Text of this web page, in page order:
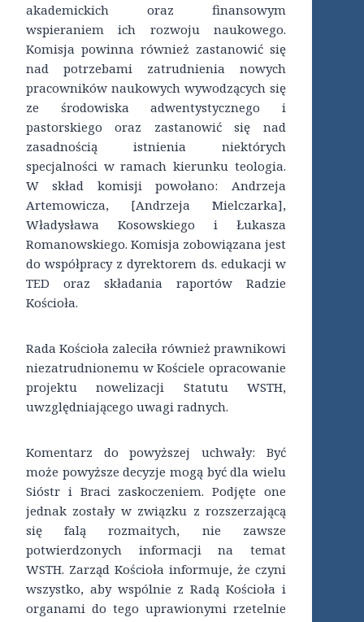
akademickich oraz finansowym
wspieraniem ich rozwoju naukowego.
Komisja powinna również zastanowić się
nad potrzebami zatrudnienia nowych
pracowników naukowych wywodzących się
ze środowiska adwentystycznego i
pastorskiego oraz zastanowić się nad
zasadnością istnienia niektórych
specjalności w ramach kierunku teologia.
W skład komisji powołano: Andrzeja
Artemowicza, [Andrzeja Mielczarka],
Władysława Kosowskiego i Łukasza
Romanowskiego. Komisja zobowiązana jest
do współpracy z dyrektorem ds. edukacji w
TED oraz składania raportów Radzie
Kościoła.
Rada Kościoła zaleciła również prawnikowi
niezatrudnionemu w Kościele opracowanie
projektu nowelizacji Statutu WSTH,
uwzględniającego uwagi radnych.
Komentarz do powyższej uchwały: Być
może powyższe decyzje mogą być dla wielu
Sióstr i Braci zaskoczeniem. Podjęte one
jednak zostały w związku z rozszerzającą
się falą rozmaitych, nie zawsze
potwierdzonych informacji na temat
WSTH. Zarząd Kościoła informuje, że czyni
wszystko, aby wspólnie z Radą Kościoła i
organami do tego uprawionymi rzetelnie